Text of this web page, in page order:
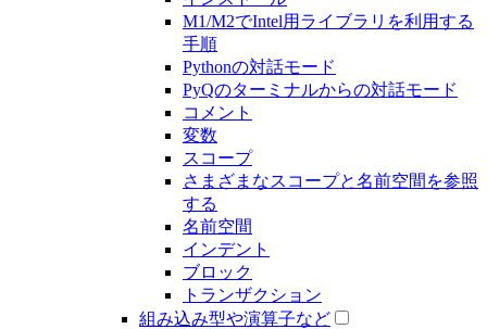
M1/M2でIntel用ライブラリを利用する
手順
Pythonの対話モード
PyQのターミナルからの対話モード
コメント
変数
スコープ
さまざまなスコープと名前空間を参照
する
名前空間
インデント
ブロック
トランザクション
組み込み型や演算子など